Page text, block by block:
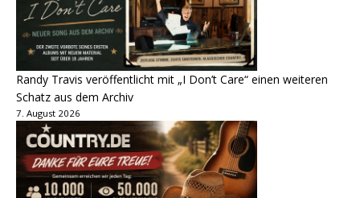
Randy Travis veröffentlicht mit „I Don’t Care“ einen weiteren
Schatz aus dem Archiv
7. August 2026